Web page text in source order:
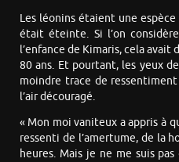
Les léonins étaient une
était éteinte. Si l’on
l’enfance de Kimaris, cela avait
80 ans. Et pourtant, les yeux
moindre trace de
l’air découragé.
« Mon moi vaniteux a appris à
ressenti de l’amertume, de la
heures. Mais je ne me suis